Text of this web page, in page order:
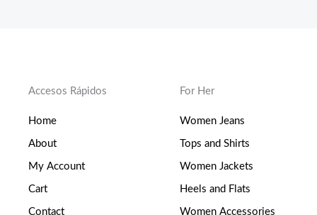
Accesos Rápidos
Home
About
My Account
Cart
Contact
For Her
Women Jeans
Tops and Shirts
Women Jackets
Heels and Flats
Women Accessories